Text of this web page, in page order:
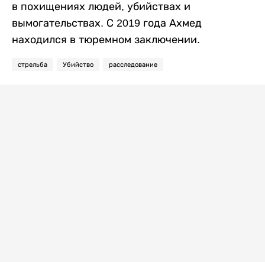
в похищениях людей, убийствах и
вымогательствах. С 2019 года Ахмед
находился в тюремном заключении.
стрельба Убийство расследование